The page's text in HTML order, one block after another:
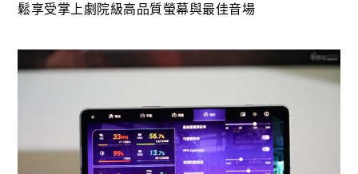
鬆享受掌上劇院級高品質螢幕與最佳音場